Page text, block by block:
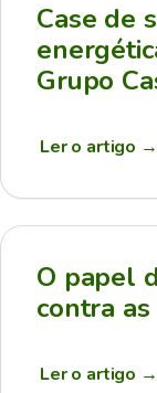
Case de
Grupo
Ler o artigo →
O papel
contra
Ler o artigo →